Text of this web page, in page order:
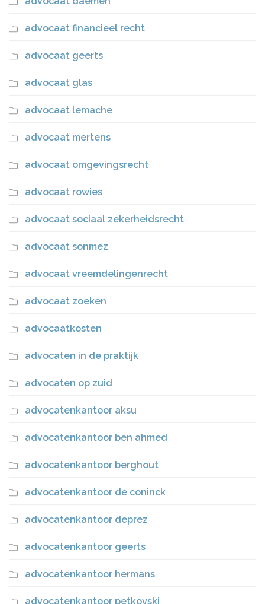
advocaat financieel recht
advocaat geerts
advocaat glas
advocaat lemache
advocaat mertens
advocaat omgevingsrecht
advocaat rowies
advocaat sociaal zekerheidsrecht
advocaat sonmez
advocaat vreemdelingenrecht
advocaat zoeken
advocaatkosten
advocaten in de praktijk
advocaten op zuid
advocatenkantoor aksu
advocatenkantoor ben ahmed
advocatenkantoor berghout
advocatenkantoor de coninck
advocatenkantoor deprez
advocatenkantoor geerts
advocatenkantoor hermans
advocatenkantoor petkovski